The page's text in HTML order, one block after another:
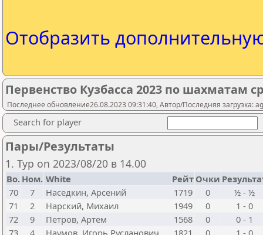
Отобразить
Первенство Кузбасса 2023 по шахматам
Последнее обновление26.08.2023 09:31:40, Автор/Последняя загрузка:
Search for player
Пары/Результаты
1. Тур on 2023/08/20 в 14.00
Bo. Ном. White Рейт Очки
70
7 Наседкин, Арсений 1719 0
½ - ½
71
2 Нарский, Михаил 1949 0
1 - 0
72
9 Петров, Артем 1568 0
0 - 1
73
4 Наумов, Игорь Русланович 1821 0
1 - 0